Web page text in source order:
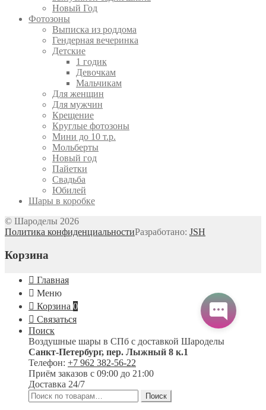
Новый Год
Фотозоны
Выписка из роддома
Гендерная вечеринка
Детские
1 годик
Девочкам
Мальчикам
Для женщин
Для мужчин
Крещение
Круглые фотозоны
Мини до 10 т.р.
Мольберты
Новый год
Пайетки
Свадьба
Юбилей
Шары в коробке
© Шароделы 2026
Политика конфиденциальностиРазработано: JSH
Корзина
Главная
Меню
Корзина 0
Связаться
Поиск
Воздушные шары в СПб с доставкой Шароделы
Санкт-Петербург, пер. Лыжный 8 к.1
Телефон: +7 962 382-56-22
Приём заказов с 09:00 до 21:00
Доставка 24/7
Искать:
Поиск